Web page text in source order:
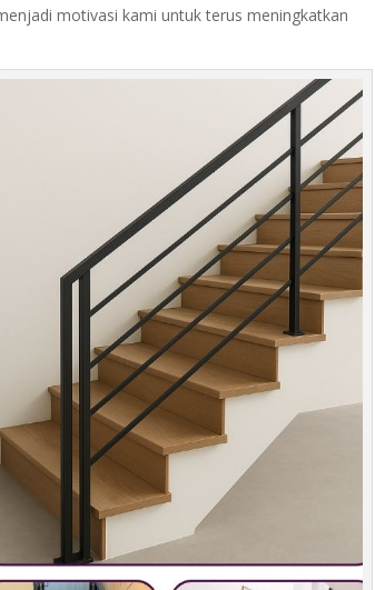
motivasi kami untuk terus meningkatkan